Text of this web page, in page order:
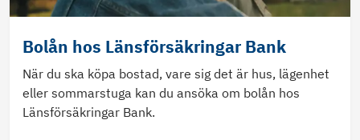
Bolån hos Länsförsäkringar Bank
När du ska köpa bostad, vare sig det är hus, lägenhet
eller sommarstuga kan du ansöka om bolån hos
Länsförsäkringar Bank.